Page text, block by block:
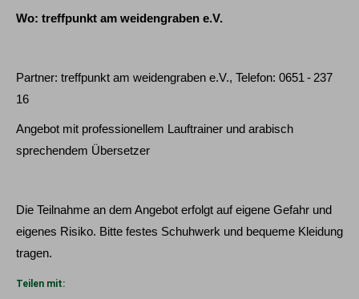
Wo: treffpunkt am weidengraben e.V.
Partner: treffpunkt am weidengraben e.V., Telefon: 0651 - 237
16
Angebot mit professionellem Lauftrainer und arabisch
sprechendem Übersetzer
Die Teilnahme an dem Angebot erfolgt auf eigene Gefahr und
eigenes Risiko. Bitte festes Schuhwerk und bequeme Kleidung
tragen.
Teilen mit: